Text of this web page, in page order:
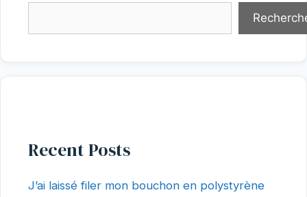
Recent Posts
J’ai laissé filer mon bouchon en polystyrène